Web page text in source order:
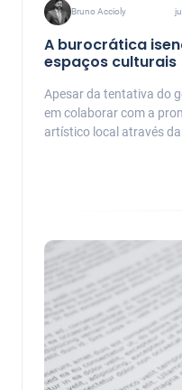
Bruno Accioly
A burocrática
espaços culturais
Apesar da tentativa do
em colaborar com a
artístico local através da